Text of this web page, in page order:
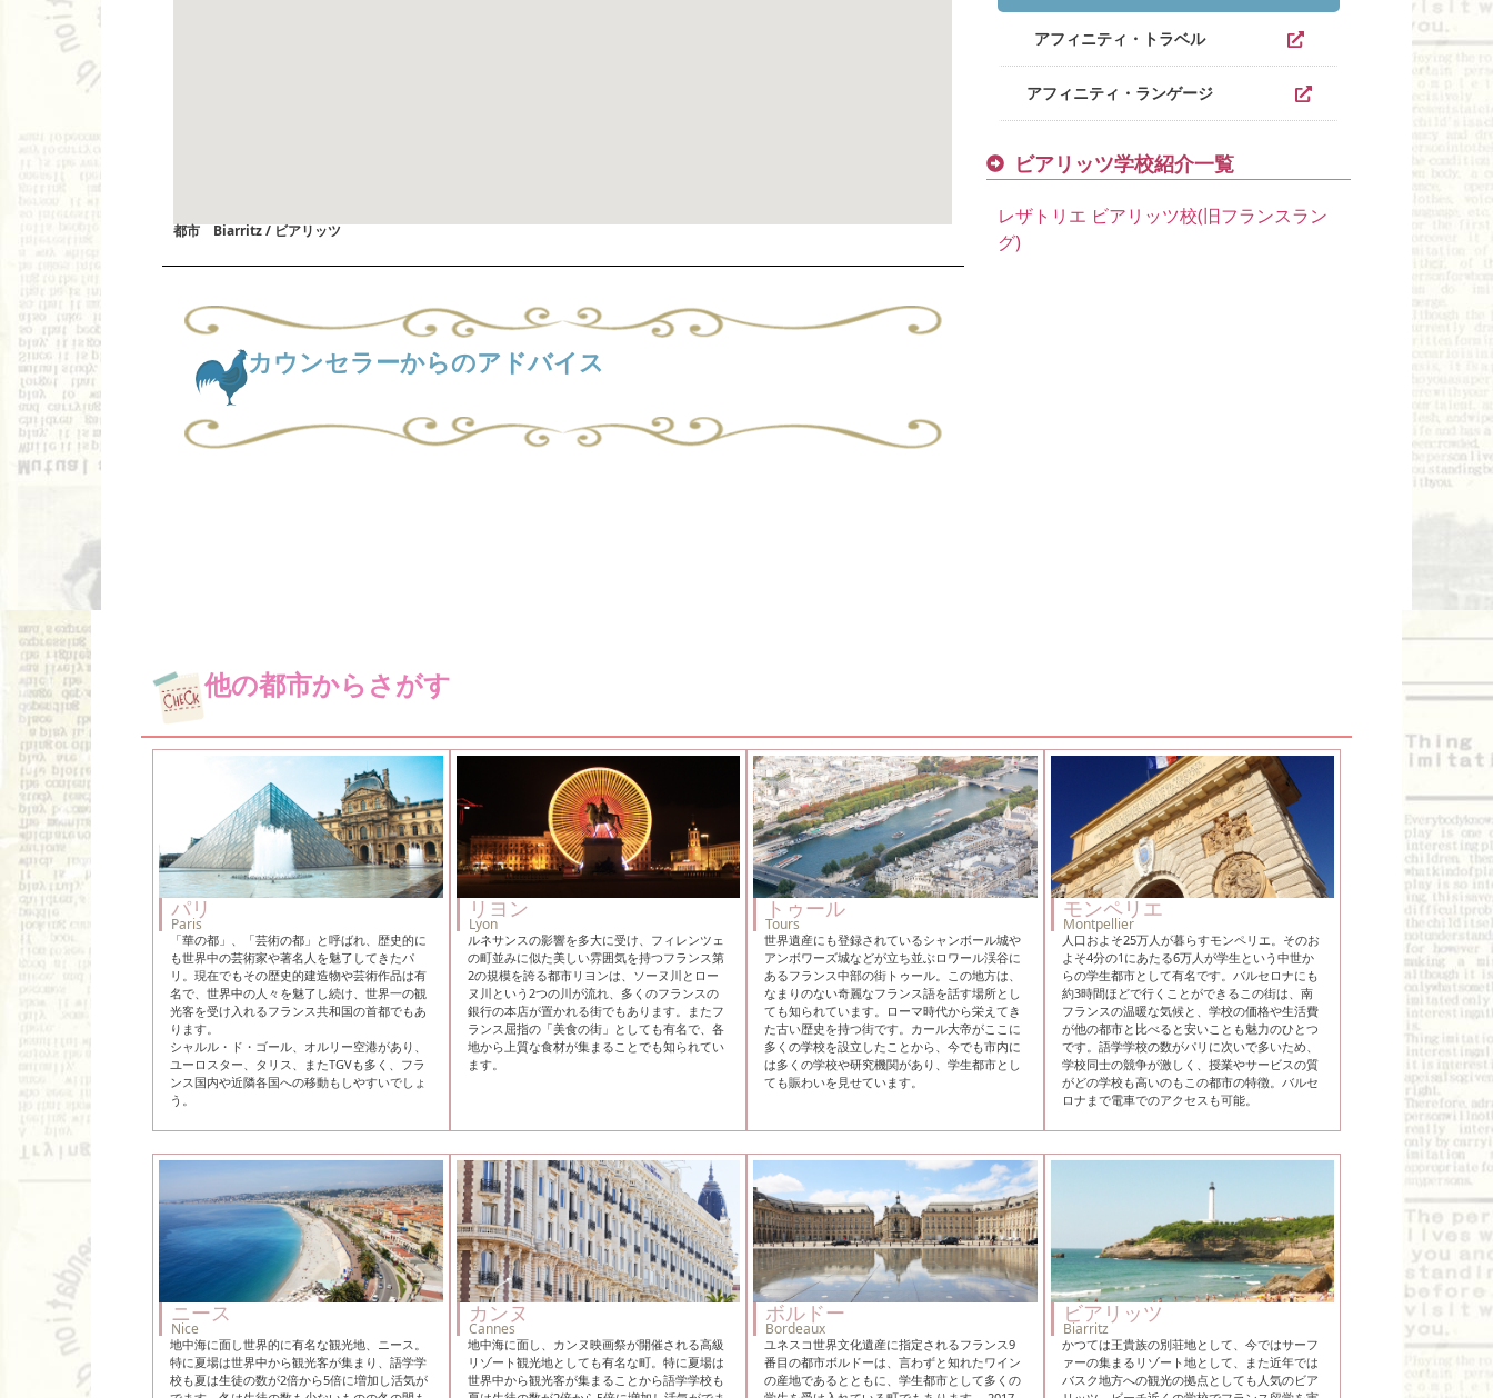
都市 Biarritz / ビアリッツ
カウンセラーからのアドバイス
アフィニティ・トラベル
アフィニティ・ランゲージ
ビアリッツ学校紹介一覧
レザトリエ ビアリッツ校(旧フランスラン
グ)
他の都市からさがす
パリ
Paris
「華の都」、「芸術の都」と呼ばれ、歴史的に
も世界中の芸術家や著名人を魅了してきたパ
リ。現在でもその歴史的建造物や芸術作品は有
名で、世界中の人々を魅了し続け、世界一の観
光客を受け入れるフランス共和国の首都でもあ
ります。
シャルル・ド・ゴール、オルリー空港があり、
ユーロスター、タリス、またTGVも多く、フラ
ンス国内や近隣各国への移動もしやすいでしょ
う。
リヨン
Lyon
ルネサンスの影響を多大に受け、フィレンツェ
の町並みに似た美しい雰囲気を持つフランス第
2の規模を誇る都市リヨンは、ソーヌ川とロー
ヌ川という2つの川が流れ、多くのフランスの
銀行の本店が置かれる街でもあります。またフ
ランス屈指の「美食の街」としても有名で、各
地から上質な食材が集まることでも知られてい
ます。
トゥール
Tours
世界遺産にも登録されているシャンボール城や
アンボワーズ城などが立ち並ぶロワール渓谷に
あるフランス中部の街トゥール。この地方は、
なまりのない奇麗なフランス語を話す場所とし
ても知られています。ローマ時代から栄えてき
た古い歴史を持つ街です。カール大帝がここに
多くの学校を設立したことから、今でも市内に
は多くの学校や研究機関があり、学生都市とし
ても賑わいを見せています。
モンペリエ
Montpellier
人口およそ25万人が暮らすモンペリエ。そのお
よそ4分の1にあたる6万人が学生という中世か
らの学生都市として有名です。バルセロナにも
約3時間ほどで行くことができるこの街は、南
フランスの温暖な気候と、学校の価格や生活費
が他の都市と比べると安いことも魅力のひとつ
です。語学学校の数がパリに次いで多いため、
学校同士の競争が激しく、授業やサービスの質
がどの学校も高いのもこの都市の特徴。バルセ
ロナまで電車でのアクセスも可能。
ニース
Nice
地中海に面し世界的に有名な観光地、ニース。
特に夏場は世界中から観光客が集まり、語学学
校も夏は生徒の数が2倍から5倍に増加し活気が
カンヌ
Cannes
地中海に面し、カンヌ映画祭が開催される高級
リゾート観光地としても有名な町。特に夏場は
世界中から観光客が集まることから語学学校も
ボルドー
Bordeaux
ユネスコ世界文化遺産に指定されるフランス9
番目の都市ボルドーは、言わずと知れたワイン
の産地であるとともに、学生都市として多くの
ビアリッツ
Biarritz
かつては王貴族の別荘地として、今ではサーフ
ァーの集まるリゾート地として、また近年では
バスク地方への観光の拠点としても人気のビア